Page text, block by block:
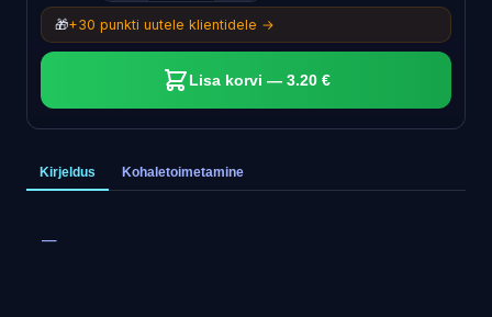
🎁+30 punkti uutele klientidele →
Lisa korvi — 3.20 €
Kirjeldus Kohaletoimetamine
—